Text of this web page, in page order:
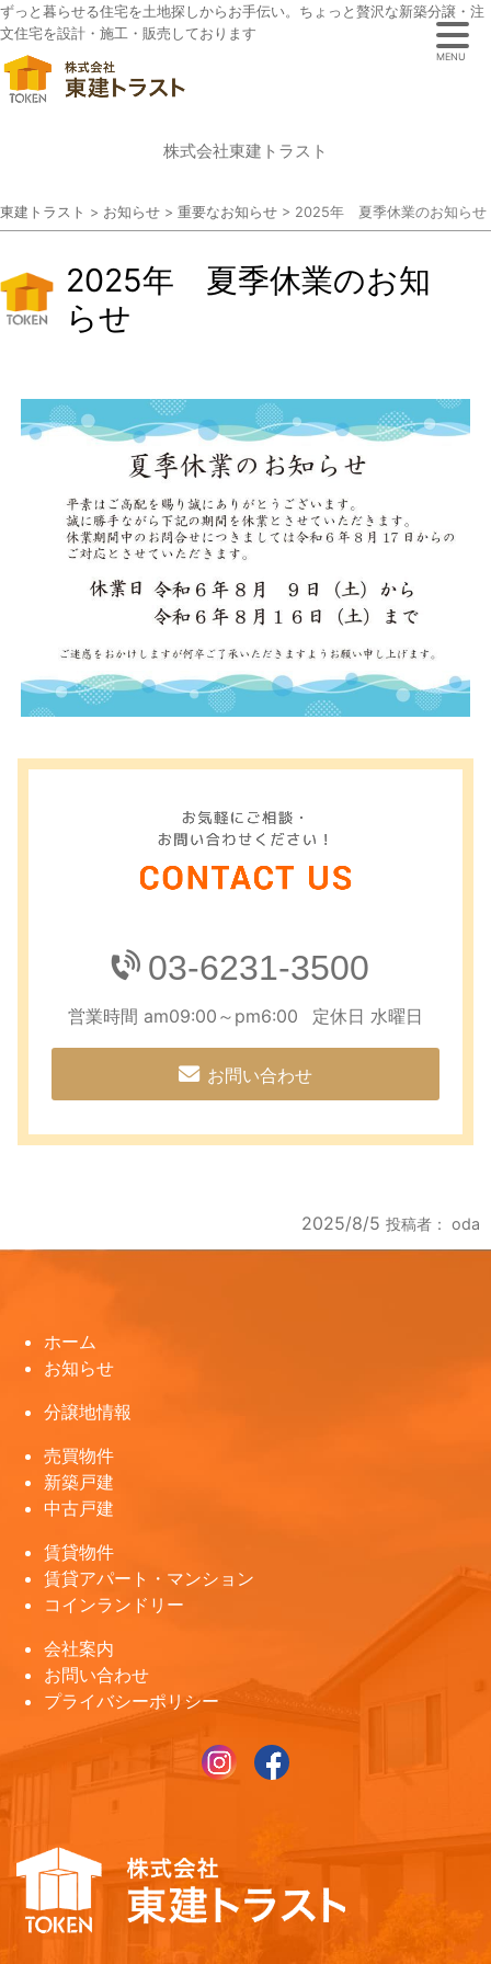
ずっと暮らせる住宅を土地探しからお手伝い。ちょっと贅沢な新築分譲・注
文住宅を設計・施工・販売しております
株式会社東建トラスト
東建トラスト > お知らせ > 重要なお知らせ > 2025年 夏季休業のお知らせ
2025年 夏季休業のお知
らせ
03-6231-3500
営業時間 am09:00～pm6:00 定休日 水曜日
お問い合わせ
2025/8/5 投稿者： oda
MENU
ホーム
お知らせ
分譲地情報
売買物件
新築戸建
中古戸建
賃貸物件
賃貸アパート・マンション
コインランドリー
会社案内
お問い合わせ
プライバシーポリシー